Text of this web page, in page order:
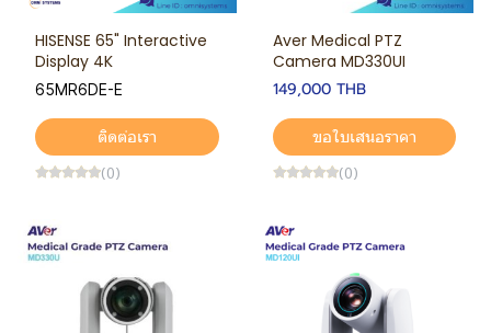
HISENSE 65" Interactive
Display 4K
65MR6DE-E
ติดต่อเรา
(0)
Aver Medical PTZ
Camera MD330UI
149,000 THB
ขอใบเสนอราคา
(0)